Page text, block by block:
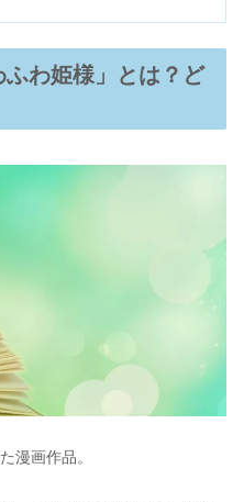
ふわ姫様」とは？ど
漫画作品。